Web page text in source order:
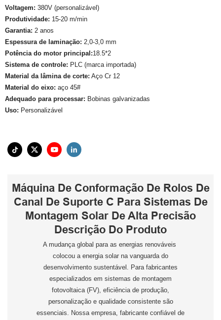
Voltagem: 380V (personalizável)
Produtividade: 15-20 m/min
Garantia: 2 anos
Espessura de laminação: 2,0-3,0 mm
Potência do motor principal:18.5*2
Sistema de controle: PLC (marca importada)
Material da lâmina de corte: Aço Cr 12
Material do eixo: aço 45#
Adequado para processar: Bobinas galvanizadas
Uso: Personalizável
Máquina De Conformação De Rolos De
Canal De Suporte C Para Sistemas De
Montagem Solar De Alta Precisão
Descrição Do Produto
A mudança global para as energias renováveis ​​
colocou a energia solar na vanguarda do
desenvolvimento sustentável. Para fabricantes
especializados em sistemas de montagem
fotovoltaica (FV), eficiência de produção,
personalização e qualidade consistente são
essenciais. Nossa empresa, fabricante confiável de